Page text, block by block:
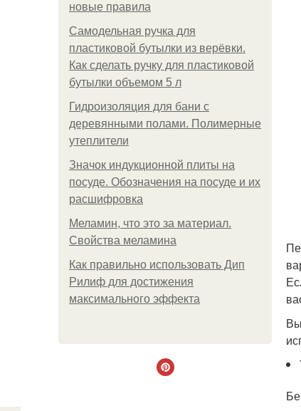
новые правила
Самодельная ручка для
пластиковой бутылки из верёвки.
Как сделать ручку для пластиковой
бутылки объемом 5 л
Гидроизоляция для бани с
деревянными полами. Полимерные
утеплители
Значок индукционной плиты на
посуде. Обозначения на посуде и их
расшифровка
Меламин, что это за материал.
Свойства меламина
Как правильно использовать Дип
Рилиф для достижения
максимального эффекта